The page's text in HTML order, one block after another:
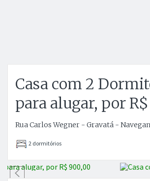
Casa com 2
para alugar, por
Rua Carlos Wegner - Gravatá -
2 dormitórios
Anterior